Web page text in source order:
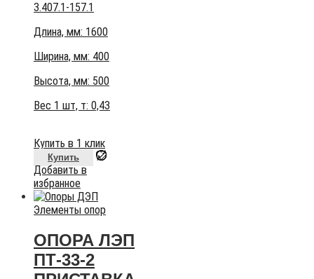
3.407.1-157.1
Длина, мм: 1600
Ширина, мм: 400
Высота, мм: 500
Вес 1 шт, т: 0,43
Купить в 1 клик
Купить
Добавить в
избранное
Элементы опор
ОПОРА ЛЭП
ПТ-33-2